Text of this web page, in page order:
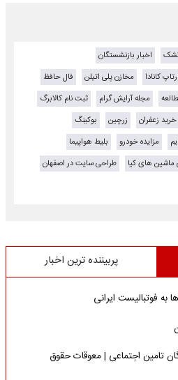
اخبار بازنشستگان
کانادا مخازن پلی اتیلن
فال حافظ
مجله آرایش گرام
ثبت نام کالابرگ
خرید زعفران زرچین
بوکینگ
مزایده خودرو
بلیط هواپیما
ماشین های کیا
طراحی سایت در اصفهان
پربیننده ترین اخبار
به فوتبالیست ایرانی
تامین اجتماعی | معوقات حقوق